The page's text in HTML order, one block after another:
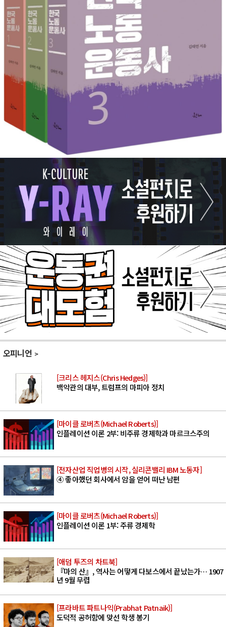
오피니언
[크리스 헤지스(Chris Hedges)]
백악관의 대부, 트럼프의 마피아 정치
[마이클 로버츠(Michael Roberts)]
인플레이션 이론 2부: 비주류 경제학과 마르크스주의
[전자산업 직업병의 시작, 실리콘밸리 IBM 노동자]
④ 좋아했던 회사에서 암을 얻어 떠난 남편
[마이클 로버츠(Michael Roberts)]
인플레이션 이론 1부: 주류 경제학
[애덤 투즈의 차트북]
『마의 산』, 역사는 어떻게 다보스에서 끝났는가… 1907
년 9월 무렵
[프라바트 파트나익(Prabhat Patnaik)]
도덕적 공허함에 맞선 학생 봉기